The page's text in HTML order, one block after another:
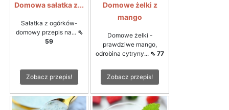
Domowa sałatka z...
Sałatka z ogórków-
domowy przepis na... ⇖
59
Zobacz przepis!
Domowe żelki z
mango
Domowe żelki -
prawdziwe mango,
odrobina cytryny... ⇖ 77
Zobacz przepis!